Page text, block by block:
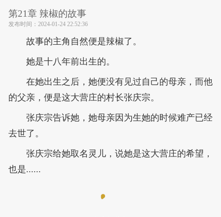
第21章 辣椒的故事
发布时间： 2024-01-24 22:52:36
故事的主角自然便是辣椒了。
她是十八年前出生的。
在她出生之后，她便没有见过自己的母亲，而他
的父亲，便是这大营庄的村长张庆宗。
张庆宗告诉她，她母亲因为生她的时候难产已经
去世了。
张庆宗给她取名灵儿，说她是这大营庄的希望，
也是......